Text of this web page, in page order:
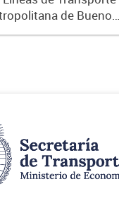
de Buenos